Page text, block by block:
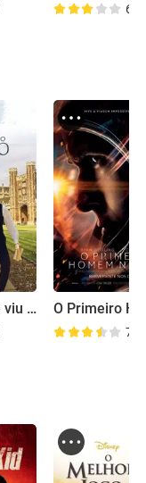
6.1
O Homem que viu o Infinito O Primeiro
7.4